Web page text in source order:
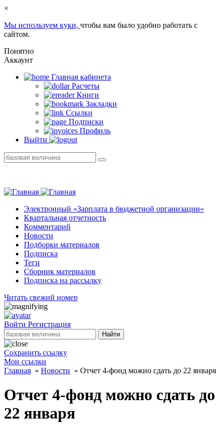
×
Мы используем куки, чтобы вам было удобно работать с
сайтом.
Понятно
Аккаунт
Главная кабинетa
Расчеты
Книги
Закладки
Ссылки
Подписки
Профиль
Выйти
Электронный «Зарплата в бюджетной организации»
Квартальная отчетность
Комментарий
Новости
Подборки материалов
Подписка
Теги
Сборник материалов
Подписка на рассылку
Читать свежий номер
Войти Регистрация
Найти
Сохранить ссылку
Мои ссылки
Главная » Новости » Отчет 4-фонд можно сдать до 22 января
Отчет 4-фонд можно сдать до
22 января